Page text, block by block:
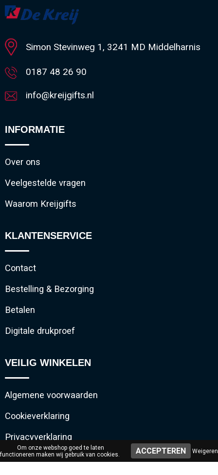
Minimale afname: 1
Simon Stevinweg 1, 3241 MD Middelharnis
0187 48 26 90
info@kreijgifts.nl
INFORMATIE
Over ons
Veelgestelde vragen
Waarom Kreijgifts
KLANTENSERVICE
Contact
Bestelling & Bezorging
Betalen
Digitale drukproef
VEILIG WINKELEN
Algemene voorwaarden
Cookieverklaring
Privacyverklaring
Disclaimer
Om onze webshop goed te laten
functioneren maken wij gebruik van cookies.
Weigeren